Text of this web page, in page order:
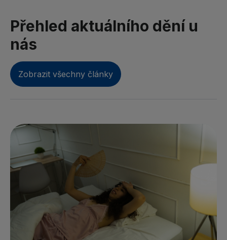
Přehled aktuálního dění u
nás
Zobrazit všechny články